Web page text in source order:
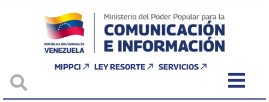
MIPPCI LEY RESORTE SERVICIOS